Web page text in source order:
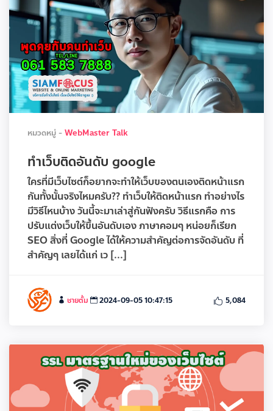
หมวดหมู่ - WebMaster Talk
ทําเว็บติดอันดับ google
ใครที่มีเว็บไซต์ก็อยากจะทำให้เว็บของตนเองติดหน้าแรก
กันทั้งนั้นจริงไหมครับ?? ทำเว็บให้ติดหน้าแรก ทำอย่างไร
มีวิธีไหนบ้าง วันนี้จะมาเล่าสู่กันฟังครับ วิธีแรกคือ การ
ปรับแต่งเว็บให้ขึ้นอันดับเอง ภาษาคอมๆ หน่อยก็เรียก
SEO สิ่งที่ Google ได้ให้ความสำคัญต่อการจัดอันดับ ที่
สำคัญๆ เลยได้แก่ เว [...]
ชายตั้ม 2024-09-05 10:47:15 5,084